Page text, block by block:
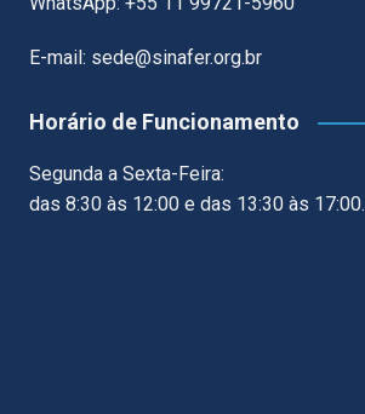
E-mail: sede@sinafer.org.br
Horário de Funcionamento
Segunda a Sexta-Feira:
das 8:30 às 12:00 e das 13:30 às 17:00.